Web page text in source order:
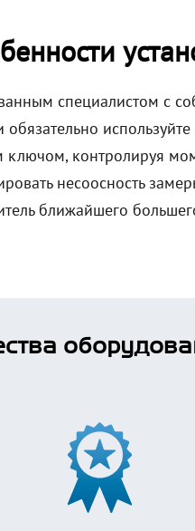
специалистом с
ключом, контролируя
несоосность
ближайшего